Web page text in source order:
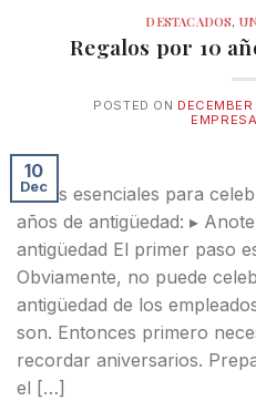
DESTACADOS,
Regalos por 10
POSTED ON
10
Dec
Pasos esenciales para
años de antigüedad: ▸
antigüedad El primer paso
Obviamente, no puede
antigüedad de los
son. Entonces primero
recordar aniversarios.
el […]